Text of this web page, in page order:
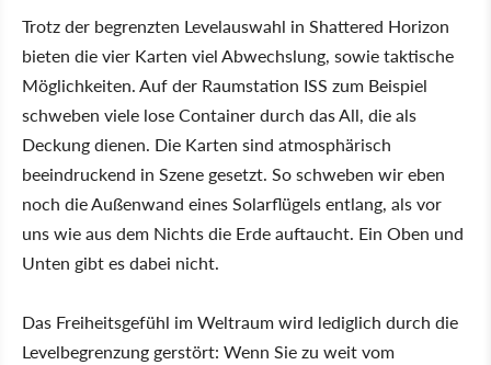
Trotz der begrenzten Levelauswahl in Shattered Horizon
bieten die vier Karten viel Abwechslung, sowie taktische
Möglichkeiten. Auf der Raumstation ISS zum Beispiel
schweben viele lose Container durch das All, die als
Deckung dienen. Die Karten sind atmosphärisch
beeindruckend in Szene gesetzt. So schweben wir eben
noch die Außenwand eines Solarflügels entlang, als vor
uns wie aus dem Nichts die Erde auftaucht. Ein Oben und
Unten gibt es dabei nicht.
Das Freiheitsgefühl im Weltraum wird lediglich durch die
Levelbegrenzung gerstört: Wenn Sie zu weit vom